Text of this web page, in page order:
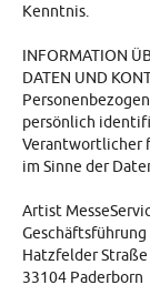
Kenntnis.
INFORMATION
DATEN UND
persönlich
Verantwortlicher
im Sinne der
Artist
Hatzfelder Straße
33104 Paderborn